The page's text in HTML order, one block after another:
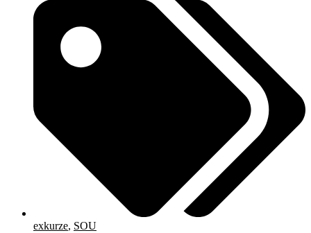
exkurze, SOU